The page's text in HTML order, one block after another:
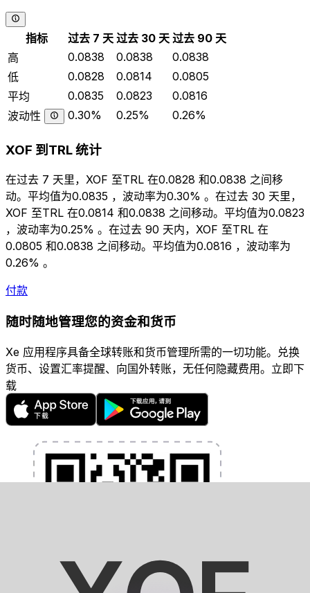
指标 过去 7 天 过去 30 天 过去 90 天
高
0.0838 0.0838
0.0838
低
0.0828 0.0814
0.0805
平均
0.0835 0.0823
0.0816
波动性
0.30% 0.25% 0.26%
XOF 到TRL 统计
在过去 7 天里，XOF 至TRL 在0.0828 和0.0838 之间移
动。平均值为0.0835 ，波动率为0.30% 。在过去 30 天里，
XOF 至TRL 在0.0814 和0.0838 之间移动。平均值为0.0823
，波动率为0.25% 。在过去 90 天内，XOF 至TRL 在
0.0805 和0.0838 之间移动。平均值为0.0816 ，波动率为
0.26% 。
付款
随时随地管理您的资金和货币
Xe 应用程序具备全球转账和货币管理所需的一切功能。兑换
货币、设置汇率提醒、向国外转账，无任何隐藏费用。立即下
载